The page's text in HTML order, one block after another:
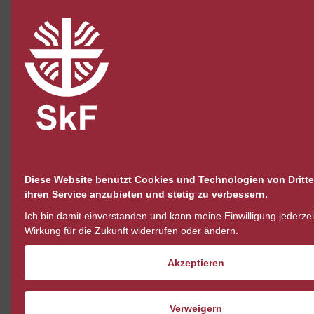
Für junge Eltern mit Kindern im Alter von
4 Wochen bis 6 Monaten
Mehr
Diese Website benutzt Cookies und Technologien von
ihren Service anzubieten und stetig zu verbessern.
Ich bin damit einverstanden und kann meine Einwilligung
Wirkung für die Zukunft widerrufen oder ändern.
Akzeptieren
Verweigern